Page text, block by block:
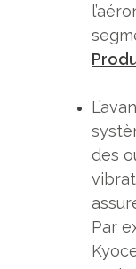
des
Par